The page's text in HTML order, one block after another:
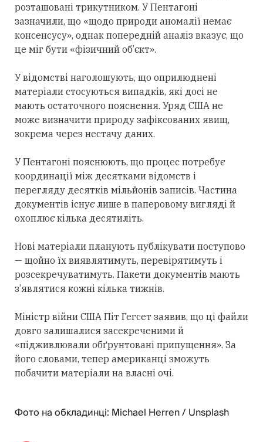
розташовані трикутником. У Пентагоні
зазначили, що «щодо природи аномалії немає
консенсусу», однак попередній аналіз вказує, що
це міг бути «фізичний об’єкт».
У відомстві наголошують, що оприлюднені
матеріали стосуються випадків, які досі не
мають остаточного пояснення. Уряд США не
може визначити природу зафіксованих явищ,
зокрема через нестачу даних.
У Пентагоні пояснюють, що процес потребує
координації між десятками відомств і
перегляду десятків мільйонів записів. Частина
документів існує лише в паперовому вигляді й
охоплює кілька десятиліть.
Нові матеріали планують публікувати поступово
— щойно їх виявлятимуть, перевірятимуть і
розсекречуватимуть. Пакети документів мають
з’являтися кожні кілька тижнів.
Міністр війни США Піт Гегсет заявив, що ці файли
довго залишалися засекреченими й
«підживлювали обґрунтовані припущення». За
його словами, тепер американці зможуть
побачити матеріали на власні очі.
Фото на обкладинці: Michael Herren / Unsplash